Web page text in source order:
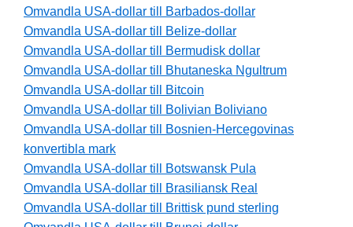
Omvandla USA-dollar till Barbados-dollar
Omvandla USA-dollar till Belize-dollar
Omvandla USA-dollar till Bermudisk dollar
Omvandla USA-dollar till Bhutaneska Ngultrum
Omvandla USA-dollar till Bitcoin
Omvandla USA-dollar till Bolivian Boliviano
Omvandla USA-dollar till Bosnien-Hercegovinas
konvertibla mark
Omvandla USA-dollar till Botswansk Pula
Omvandla USA-dollar till Brasiliansk Real
Omvandla USA-dollar till Brittisk pund sterling